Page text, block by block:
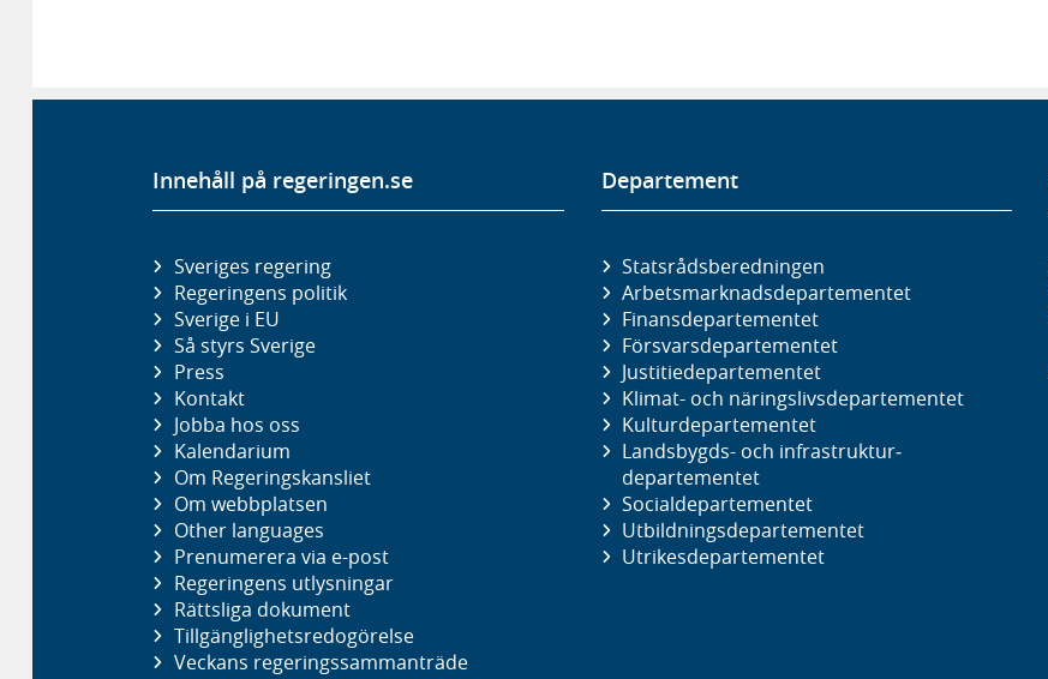
Innehåll på regeringen.se
Sveriges regering
Regeringens politik
Sverige i EU
Så styrs Sverige
Press
Kontakt
Jobba hos oss
Kalendarium
Om Regeringskansliet
Om webbplatsen
Other languages
Prenumerera via e-post
Regeringens utlysningar
Rättsliga dokument
Tillgänglighetsredogörelse
Veckans regeringssammanträde
Departement
Statsrådsberedningen
Arbetsmarknads­departementet
Finans­departementet
Försvars­departementet
Justitie­departementet
Klimat- och näringslivs­departementet
Kultur­departementet
Landsbygds- och infrastruktur­
departementet
Social­departementet
Utbildnings­departementet
Utrikes­departementet